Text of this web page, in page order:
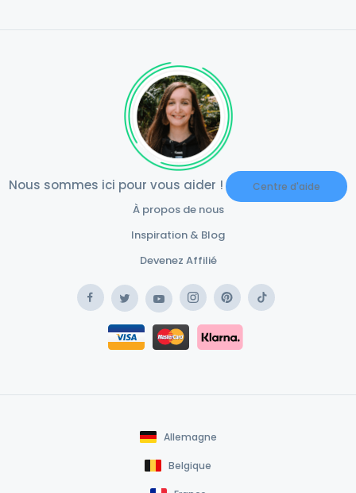
Nous sommes ici pour vous aider ! Centre d'aide
À propos de nous
Inspiration & Blog
Devenez Affilié
FacebookTwitterYouTubeInstagramPinterestTikTok
Safe Payment Card
Safe Payment Klarna
Allemagne
Belgique